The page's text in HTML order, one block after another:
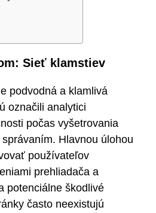
Sieť klamstiev
podvodná a klamlivá
označili analytici
počas vyšetrovania
Hlavnou úlohou
používateľov
prehliadača a
potenciálne škodlivé
často neexistujú